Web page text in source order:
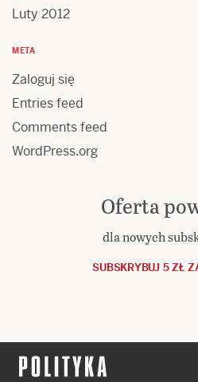
Luty 2012
META
Zaloguj się
Entries feed
Comments feed
WordPress.org
Oferta
dla nowych
SUBSKRYBUJ 5 ZŁ